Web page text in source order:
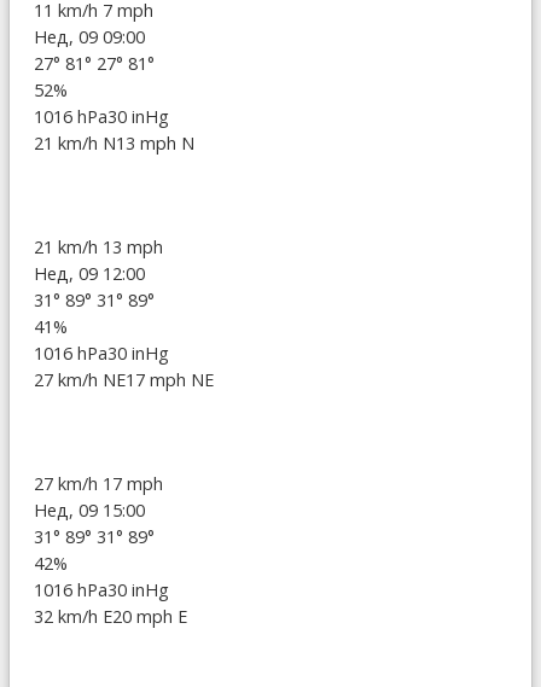
11 km/h 7 mph
Нед, 09 09:00
27° 81° 27° 81°
52%
1016 hPa30 inHg
21 km/h N13 mph N
21 km/h 13 mph
Нед, 09 12:00
31° 89° 31° 89°
41%
1016 hPa30 inHg
27 km/h NE17 mph NE
27 km/h 17 mph
Нед, 09 15:00
31° 89° 31° 89°
42%
1016 hPa30 inHg
32 km/h E20 mph E